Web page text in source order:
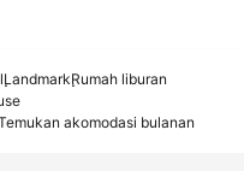
LandmarkRumah liburan
akomodasi bulanan